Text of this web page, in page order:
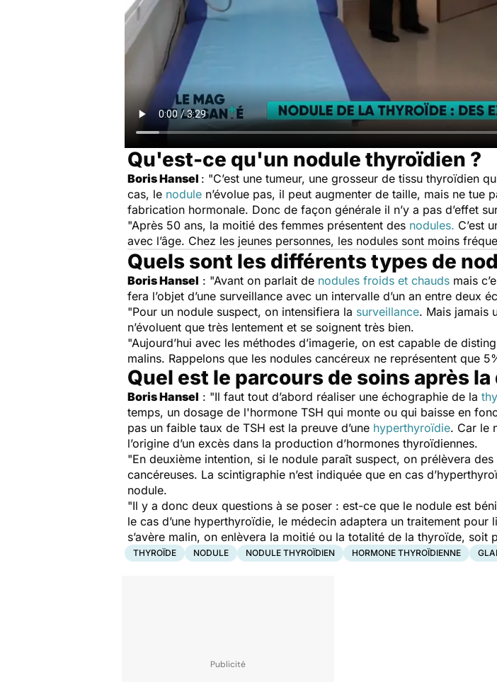
Qu'est-ce qu'un nodule thyroïdien ?
Boris Hansel : "C’est une tumeur, une grosseur de tissu thyroïdien
cas, le nodule n’évolue pas, il peut augmenter de taille, mais ne tue
fabrication hormonale. Donc de façon générale il n’y a pas d’effet
"Après 50 ans, la moitié des femmes présentent des nodules. C’est
avec l’âge. Chez les jeunes personnes, les nodules sont moins
Quels sont les différents types de
Boris Hansel : "Avant on parlait de nodules froids et chauds mais
fera l’objet d’une surveillance avec un intervalle d’un an entre deux
"Pour un nodule suspect, on intensifiera la surveillance. Mais jamais
n’évoluent que très lentement et se soignent très bien.
"Aujourd’hui avec les méthodes d’imagerie, on est capable de
malins. Rappelons que les nodules cancéreux ne représentent que
Quel est le parcours de soins après
Boris Hansel : "Il faut tout d’abord réaliser une échographie de la
temps, un dosage de l'hormone TSH qui monte ou qui baisse en
pas un faible taux de TSH est la preuve d’une hyperthyroïdie. Car le
l’origine d’un excès dans la production d’hormones thyroïdiennes.
"En deuxième intention, si le nodule paraît suspect, on prélèvera
cancéreuses. La scintigraphie n’est indiquée que en cas
nodule.
"Il y a donc deux questions à se poser : est-ce que le nodule est
le cas d’une hyperthyroïdie, le médecin adaptera un traitement
s’avère malin, on enlèvera la moitié ou la totalité de la thyroïde, soit
THYROÏDE NODULE NODULE THYROÏDIEN HORMONE THYROÏDIENNE